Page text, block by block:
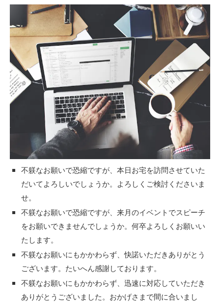
不躾なお願いで恐縮ですが、本日お宅を訪問させていた
だいてよろしいでしょうか。よろしくご検討くださいま
せ。
不躾なお願いで恐縮ですが、来月のイベントでスピーチ
をお願いできませんでしょうか。何卒よろしくお願いい
たします。
不躾なお願いにもかかわらず、快諾いただきありがとう
ございます。たいへん感謝しております。
不躾なお願いにもかかわらず、迅速に対応していただき
ありがとうございました。おかげさまで間に合いまし